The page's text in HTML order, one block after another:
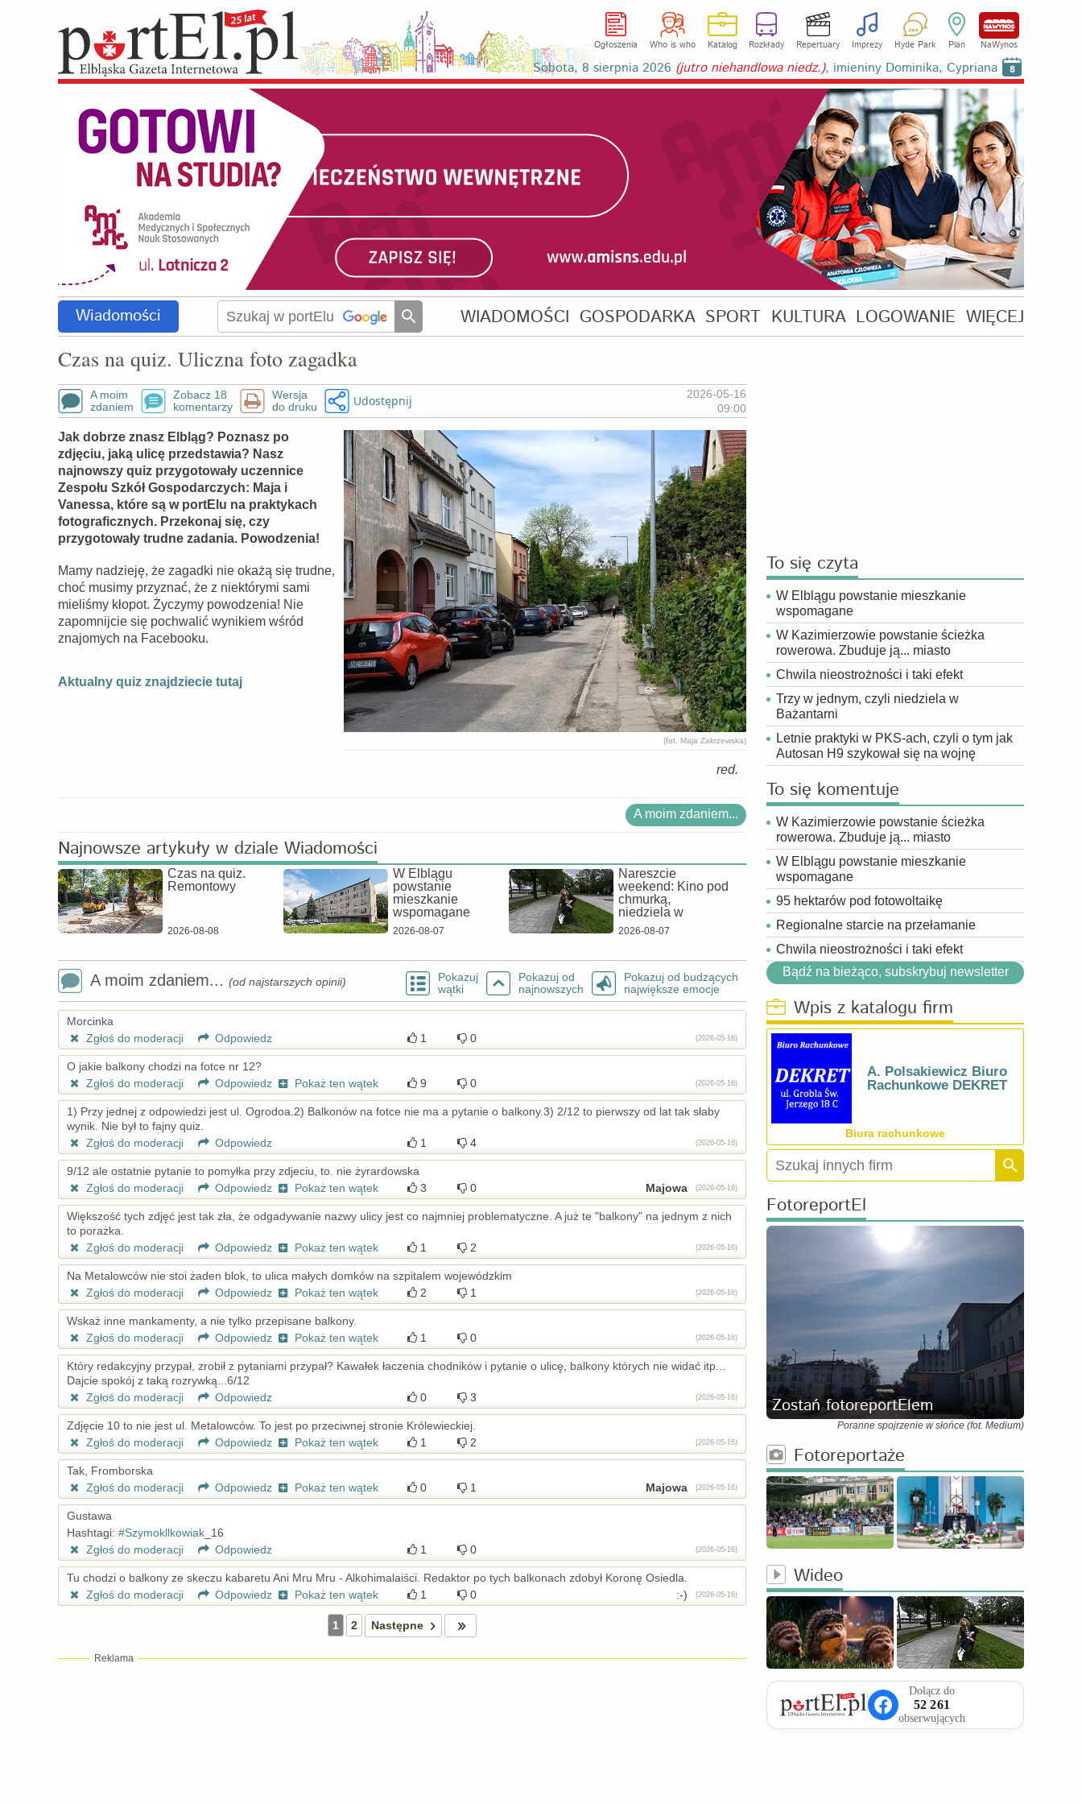
Ogłoszenia Who is who Katalog Rozkłady Repertuary Imprezy Hyde Park Plan NaWynos
Sobota, 8 sierpnia 2026 (jutro niehandlowa niedz.), imieniny Dominika, Cypriana 8
Wiadomości WIADOMOŚCI GOSPODARKA SPORT KULTURA LOGOWANIE WIĘCEJ
Czas na quiz. Uliczna foto zagadka
A moim
zdaniem
Zobacz 18
komentarzy
Wersja
do druku
Udostępnij
2026-05-16
09:00
(fot. Maja Zakrzewska)
Jak dobrze znasz Elbląg? Poznasz po
zdjęciu, jaką ulicę przedstawia? Nasz
najnowszy quiz przygotowały uczennice
Zespołu Szkół Gospodarczych: Maja i
Vanessa, które są w portElu na praktykach
fotograficznych. Przekonaj się, czy
przygotowały trudne zadania. Powodzenia!
Mamy nadzieję, że zagadki nie okażą się trudne,
choć musimy przyznać, że z niektórymi sami
mieliśmy kłopot. Życzymy powodzenia! Nie
zapomnijcie się pochwalić wynikiem wśród
znajomych na Facebooku.
Aktualny quiz znajdziecie tutaj
red.
A moim zdaniem...
Najnowsze artykuły w dziale Wiadomości
Czas na quiz.
Remontowy
2026-08-08
W Elblągu
powstanie
mieszkanie
wspomagane
2026-08-07
Nareszcie
weekend: Kino pod
chmurką,
niedziela w
2026-08-07
A moim zdaniem... (od najstarszych opinii)
Pokazuj
wątki
Pokazuj od
najnowszych
Pokazuj od budzących
największe emocje
Morcinka
Zgłoś do moderacji
Odpowiedz 1 0 (2026-05-16)
O jakie balkony chodzi na fotce nr 12?
Zgłoś do moderacji
Odpowiedz Pokaż ten wątek 9 0 (2026-05-16)
1) Przy jednej z odpowiedzi jest ul. Ogrodoa.2) Balkonów na fotce nie ma a pytanie o balkony.3) 2/12 to pierwszy od lat tak słaby
wynik. Nie był to fajny quiz.
Zgłoś do moderacji
Odpowiedz 1 4 (2026-05-16)
9/12 ale ostatnie pytanie to pomyłka przy zdjeciu, to. nie żyrardowska
Zgłoś do moderacji
Odpowiedz Pokaż ten wątek 3 0 Majowa (2026-05-16)
Większość tych zdjęć jest tak zła, że odgadywanie nazwy ulicy jest co najmniej problematyczne. A już te "balkony" na jednym z nich
to porażka.
Zgłoś do moderacji
Odpowiedz Pokaż ten wątek 1 2 (2026-05-16)
Na Metalowców nie stoi żaden blok, to ulica małych domków na szpitalem wojewódzkim
Zgłoś do moderacji
Odpowiedz Pokaż ten wątek 2 1 (2026-05-16)
Wskaż inne mankamenty, a nie tylko przepisane balkony.
Zgłoś do moderacji
Odpowiedz Pokaż ten wątek 1 0 (2026-05-16)
Który redakcyjny przypał, zrobił z pytaniami przypał? Kawałek łaczenia chodników i pytanie o ulicę, balkony których nie widać itp...
Dajcie spokój z taką rozrywką...6/12
Zgłoś do moderacji
Odpowiedz 0 3 (2026-05-16)
Zdjęcie 10 to nie jest ul. Metalowców. To jest po przeciwnej stronie Królewieckiej.
Zgłoś do moderacji
Odpowiedz Pokaż ten wątek 1 2 (2026-05-16)
Tak, Fromborska
Zgłoś do moderacji
Odpowiedz Pokaż ten wątek 0 1 Majowa (2026-05-16)
Gustawa
Hashtagi: #Szymokllkowiak _16
Zgłoś do moderacji
Odpowiedz 1 0 (2026-05-16)
Tu chodzi o balkony ze skeczu kabaretu Ani Mru Mru - Alkohimalaiści. Redaktor po tych balkonach zdobył Koronę Osiedla.
Zgłoś do moderacji
Odpowiedz Pokaż ten wątek 1 0 :-) (2026-05-16)
1 2 Następne
Reklama
To się czyta
W Elblągu powstanie mieszkanie
wspomagane
W Kazimierzowie powstanie ścieżka
rowerowa. Zbuduje ją... miasto
Chwila nieostrożności i taki efekt
Trzy w jednym, czyli niedziela w
Bażantarni
Letnie praktyki w PKS-ach, czyli o tym jak
Autosan H9 szykował się na wojnę
To się komentuje
W Kazimierzowie powstanie ścieżka
rowerowa. Zbuduje ją... miasto
W Elblągu powstanie mieszkanie
wspomagane
95 hektarów pod fotowoltaikę
Regionalne starcie na przełamanie
Chwila nieostrożności i taki efekt
Bądź na bieżąco, subskrybuj newsletter
Wpis z katalogu firm
A. Polsakiewicz Biuro
Rachunkowe DEKRET
Biura rachunkowe
FotoreportEl
Zostań fotoreportElem
Poranne spojrzenie w słońce (fot. Medium)
Fotoreportaże
Wideo